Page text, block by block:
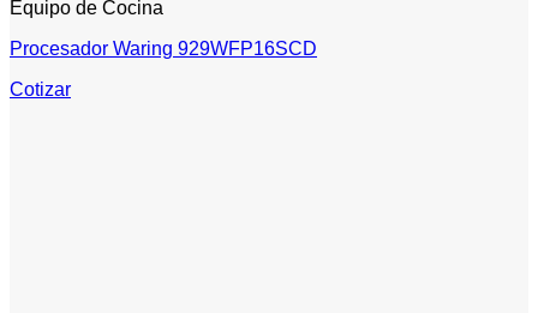
Equipo de Cocina
Procesador Waring 929WFP16SCD
Cotizar